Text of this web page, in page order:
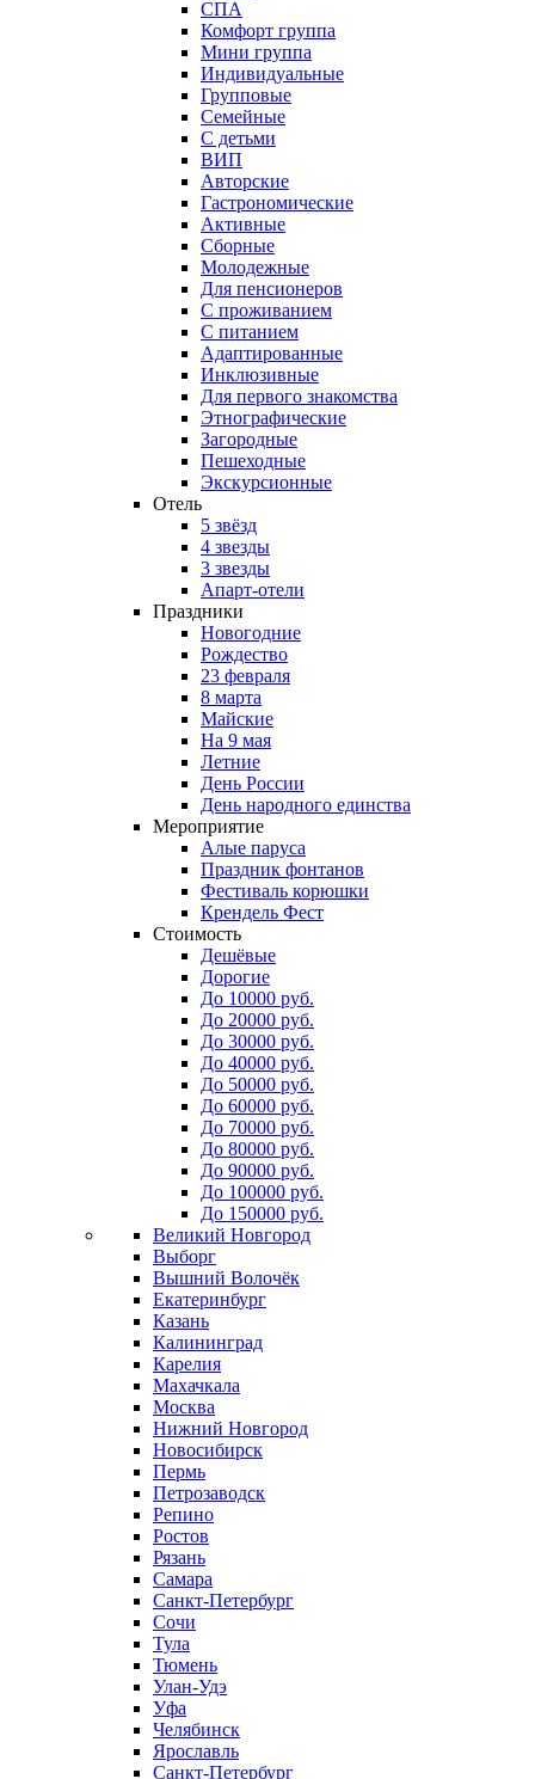
СПА
Комфорт группа
Мини группа
Индивидуальные
Групповые
Семейные
С детьми
ВИП
Авторские
Гастрономические
Активные
Сборные
Молодежные
Для пенсионеров
С проживанием
С питанием
Адаптированные
Инклюзивные
Для первого знакомства
Этнографические
Загородные
Пешеходные
Экскурсионные
Отель
5 звёзд
4 звезды
3 звезды
Апарт-отели
Праздники
Новогодние
Рождество
23 февраля
8 марта
Майские
На 9 мая
Летние
День России
День народного единства
Мероприятие
Алые паруса
Праздник фонтанов
Фестиваль корюшки
Крендель Фест
Стоимость
Дешёвые
Дорогие
До 10000 руб.
До 20000 руб.
До 30000 руб.
До 40000 руб.
До 50000 руб.
До 60000 руб.
До 70000 руб.
До 80000 руб.
До 90000 руб.
До 100000 руб.
До 150000 руб.
Великий Новгород
Выборг
Вышний Волочёк
Екатеринбург
Казань
Калининград
Карелия
Махачкала
Москва
Нижний Новгород
Новосибирск
Пермь
Петрозаводск
Репино
Ростов
Рязань
Самара
Санкт-Петербург
Сочи
Тула
Тюмень
Улан-Удэ
Уфа
Челябинск
Ярославль
Санкт-Петербург